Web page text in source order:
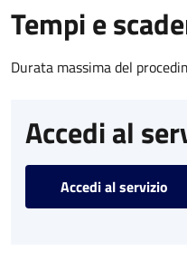
Tempi e
Durata massima del
Accedi al
Accedi al servizio